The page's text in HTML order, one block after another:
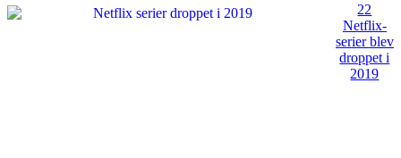
22
Netflix-
serier blev
droppet i
2019